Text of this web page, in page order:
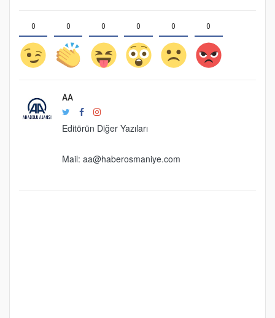
0 0 0 0 0 0
AA
Editörün Diğer Yazıları
Mail: aa@haberosmaniye.com